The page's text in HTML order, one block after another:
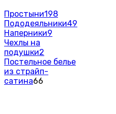
Простыни198
Пододеяльники49
Наперники9
Чехлы на
подушки2
Постельное белье
из страйп-
сатина66